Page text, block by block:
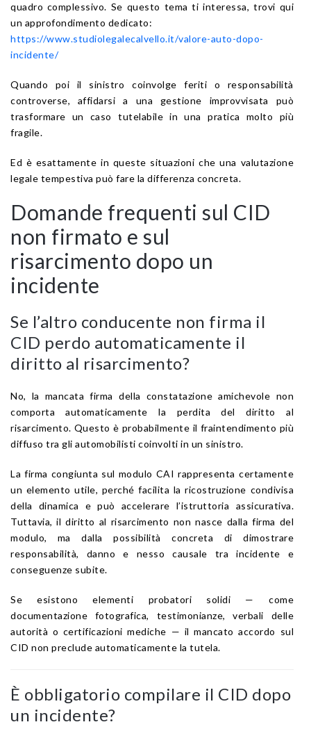
quadro complessivo. Se questo tema ti interessa, trovi qui
un approfondimento dedicato:
https://www.studiolegalecalvello.it/valore-auto-dopo-
incidente/
Quando poi il sinistro coinvolge feriti o responsabilità
controverse, affidarsi a una gestione improvvisata può
trasformare un caso tutelabile in una pratica molto più
fragile.
Ed è esattamente in queste situazioni che una valutazione
legale tempestiva può fare la differenza concreta.
Domande frequenti sul CID
non firmato e sul
risarcimento dopo un
incidente
Se l’altro conducente non firma il
CID perdo automaticamente il
diritto al risarcimento?
No, la mancata firma della constatazione amichevole non
comporta automaticamente la perdita del diritto al
risarcimento. Questo è probabilmente il fraintendimento più
diffuso tra gli automobilisti coinvolti in un sinistro.
La firma congiunta sul modulo CAI rappresenta certamente
un elemento utile, perché facilita la ricostruzione condivisa
della dinamica e può accelerare l’istruttoria assicurativa.
Tuttavia, il diritto al risarcimento non nasce dalla firma del
modulo, ma dalla possibilità concreta di dimostrare
responsabilità, danno e nesso causale tra incidente e
conseguenze subite.
Se esistono elementi probatori solidi — come
documentazione fotografica, testimonianze, verbali delle
autorità o certificazioni mediche — il mancato accordo sul
CID non preclude automaticamente la tutela.
È obbligatorio compilare il CID dopo
un incidente?